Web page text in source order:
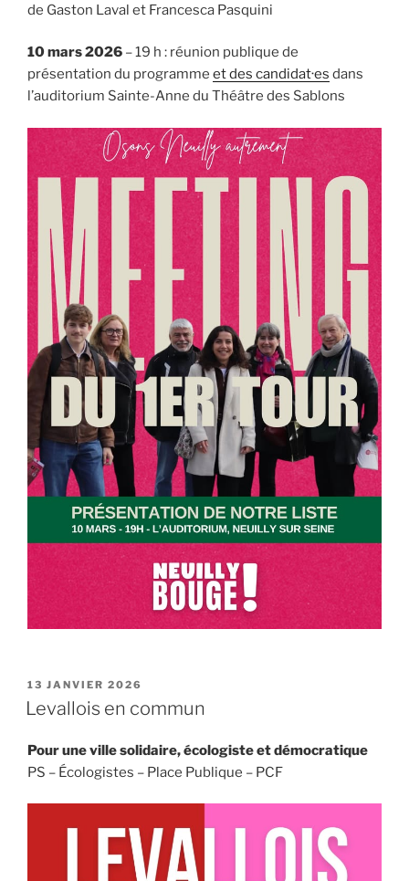
de Gaston Laval et Francesca Pasquini
10 mars 2026 – 19 h : réunion publique de
présentation du programme et des candidat·es dans
l’auditorium Sainte-Anne du Théâtre des Sablons
PUBLIÉ
LE
13 JANVIER 2026
Levallois en commun
Pour une ville solidaire, écologiste et démocratique
PS – Écologistes – Place Publique – PCF